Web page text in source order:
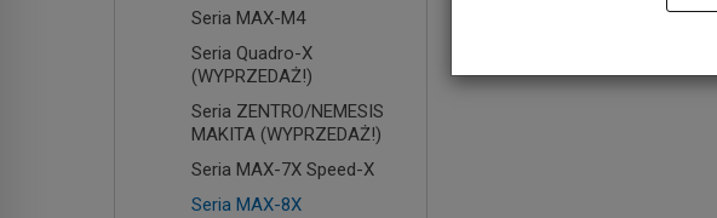
Seria MAX-M4
Seria Quadro-X
(WYPRZEDAŻ!)
Seria ZENTRO/NEMESIS
MAKITA (WYPRZEDAŻ!)
Seria MAX-7X Speed-X
Seria MAX-8X